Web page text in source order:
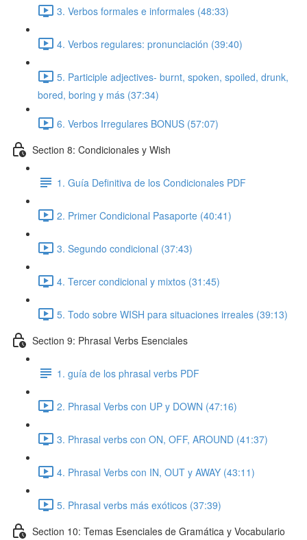
3. Verbos formales e informales (48:33)
4. Verbos regulares: pronunciación (39:40)
5. Participle adjectives- burnt, spoken, spoiled, drunk,
bored, boring y más (37:34)
6. Verbos Irregulares BONUS (57:07)
Section 8: Condicionales y Wish
1. Guía Definitiva de los Condicionales PDF
2. Primer Condicional Pasaporte (40:41)
3. Segundo condicional (37:43)
4. Tercer condicional y mixtos (31:45)
5. Todo sobre WISH para situaciones irreales (39:13)
Section 9: Phrasal Verbs Esenciales
1. guía de los phrasal verbs PDF
2. Phrasal Verbs con UP y DOWN (47:16)
3. Phrasal verbs con ON, OFF, AROUND (41:37)
4. Phrasal Verbs con IN, OUT y AWAY (43:11)
5. Phrasal verbs más exóticos (37:39)
Section 10: Temas Esenciales de Gramática y Vocabulario